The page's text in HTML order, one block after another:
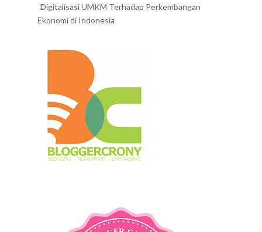
Digitalisasi UMKM Terhadap Perkembangan
Ekonomi di Indonesia